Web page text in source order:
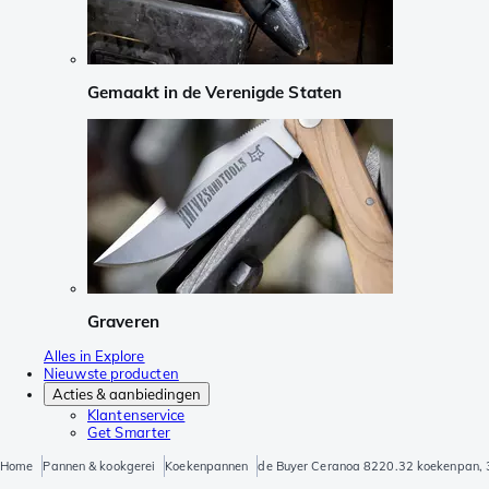
Gemaakt in de Verenigde Staten
Graveren
Alles in Explore
Nieuwste producten
Acties & aanbiedingen
Klantenservice
Get Smarter
Home Pannen & kookgerei Koekenpannen de Buyer Ceranoa 8220.32 koekenpan,